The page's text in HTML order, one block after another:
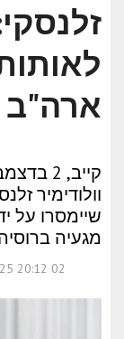
וולודימיר
שיימסרו על
מגעיה
02 Aralık 2025 20:12